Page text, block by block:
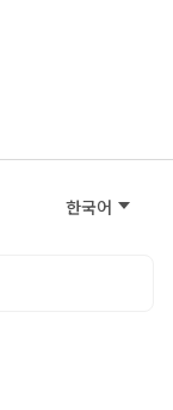
한국어